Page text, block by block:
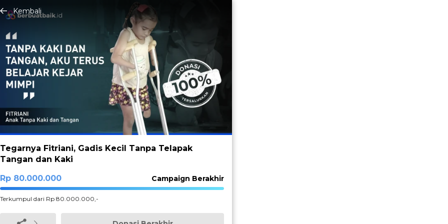
Kembali
Tegarnya Fitriani, Gadis Kecil Tanpa Telapak
Tangan dan Kaki
Rp 80.000.000
Campaign Berakhir
100%
Terkumpul dari Rp 80.000.000,-